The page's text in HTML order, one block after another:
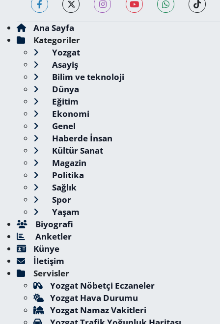
Ana Sayfa
Kategoriler
Yozgat
Asayiş
Bilim ve teknoloji
Dünya
Eğitim
Ekonomi
Genel
Haberde İnsan
Kültür Sanat
Magazin
Politika
Sağlık
Spor
Yaşam
Biyografi
Anketler
Künye
İletişim
Servisler
Yozgat Nöbetçi Eczaneler
Yozgat Hava Durumu
Yozgat Namaz Vakitleri